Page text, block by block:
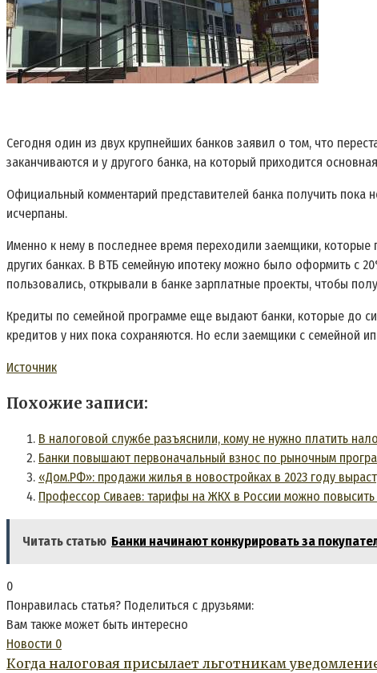
Сегодня один из двух крупнейших банков заявил о том, что
заканчиваются и у другого банка, на который приходится
Официальный комментарий представителей банка получить
исчерпаны.
Именно к нему в последнее время переходили заемщики,
других банках. В ВТБ семейную ипотеку можно было оформить с
пользовались, открывали в банке зарплатные проекты, чтобы
Кредиты по семейной программе еще выдают банки, которые до
кредитов у них пока сохраняются. Но если заемщики с семейной
Источник
Похожие записи:
В налоговой службе разъяснили, кому не нужно платить
Банки повышают первоначальный взнос по рыночным
«Дом.РФ»: продажи жилья в новостройках в 2023 году
Профессор Сиваев: тарифы на ЖКХ в России можно повысить
Читать статью Банки начинают конкурировать за
0
Понравилась статья? Поделиться с друзьями:
Вам также может быть интересно
Новости 0
Когда налоговая присылает льготникам